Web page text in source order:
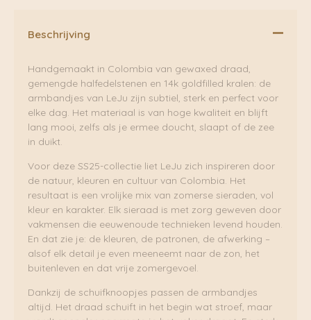
Beschrijving
Handgemaakt in Colombia van gewaxed draad,
gemengde halfedelstenen en 14k goldfilled kralen: de
armbandjes van LeJu zijn subtiel, sterk en perfect voor
elke dag. Het materiaal is van hoge kwaliteit en blijft
lang mooi, zelfs als je ermee doucht, slaapt of de zee
in duikt.
Voor deze SS25-collectie liet LeJu zich inspireren door
de natuur, kleuren en cultuur van Colombia. Het
resultaat is een vrolijke mix van zomerse sieraden, vol
kleur en karakter. Elk sieraad is met zorg geweven door
vakmensen die eeuwenoude technieken levend houden.
En dat zie je: de kleuren, de patronen, de afwerking –
alsof elk detail je even meeneemt naar de zon, het
buitenleven en dat vrije zomergevoel.
Dankzij de schuifknoopjes passen de armbandjes
altijd. Het draad schuift in het begin wat stroef, maar